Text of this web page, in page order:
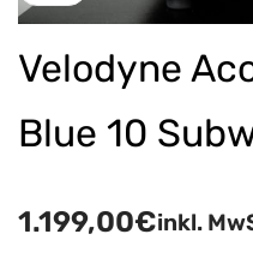
Velodyne
Blue 10
1.199,00€inkl.